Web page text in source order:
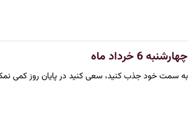
6 خرداد ماه
به سمت خود جذب کنید، سعی کنید در پایان روز